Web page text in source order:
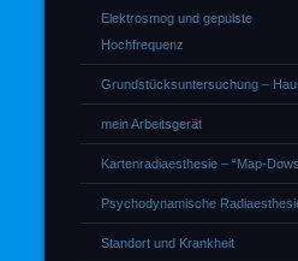
Elektrosmog und gepulste
Hochfrequenz
Grundstücksuntersuchung –
mein Arbeitsgerät
Kartenradiaesthesie – “Map-
Psychodynamische
Standort und Krankheit